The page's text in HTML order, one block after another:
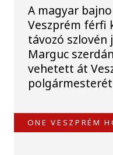
A magyar
Veszprém férfi
távozó szlovén
Marguc
vehetett át
ONE VESZPRÉM